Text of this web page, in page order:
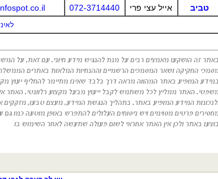
טביב
אייל עצי פרי 072-3714440